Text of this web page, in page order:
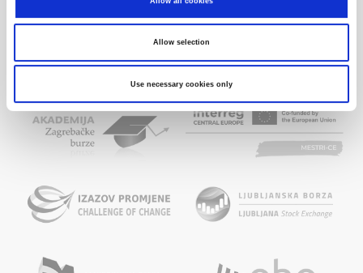
Allow selection
Use necessary cookies only